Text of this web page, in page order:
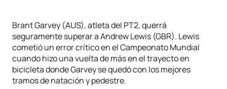
Brant Garvey (AUS), atleta del PT2, querrá
seguramente superar a Andrew Lewis (GBR). Lewis
cometió un error crítico en el Campeonato Mundial
cuando hizo una vuelta de más en el trayecto en
bicicleta donde Garvey se quedó con los mejores
tramos de natación y pedestre.